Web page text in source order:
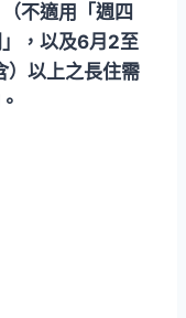
不適用「週四
，以及6月2至
以上之長住需